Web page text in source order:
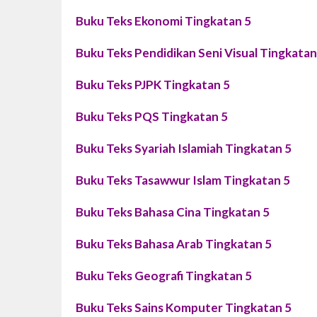
Buku Teks Ekonomi Tingkatan 5
Buku Teks Pendidikan Seni Visual
Buku Teks PJPK Tingkatan 5
Buku Teks PQS Tingkatan 5
Buku Teks Syariah Islamiah Tingkatan 5
Buku Teks Tasawwur Islam Tingkatan 5
Buku Teks Bahasa Cina Tingkatan 5
Buku Teks Bahasa Arab Tingkatan 5
Buku Teks Geografi Tingkatan 5
Buku Teks Sains Komputer Tingkatan 5